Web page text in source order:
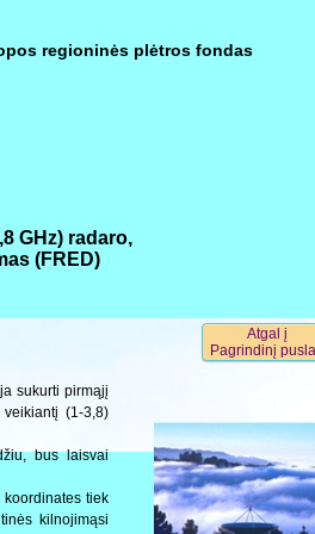
regioninės plėtros fondas
GHz) radaro,
(FRED)
sukurti pirmąjį
(1-3,8)
bus laisvai
tiek
kilnojimąsi
Atgal į
Pagrindinį